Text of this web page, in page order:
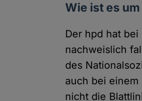
Wie ist es
Der hpd hat
nachweislich
des
auch bei einem
nicht die